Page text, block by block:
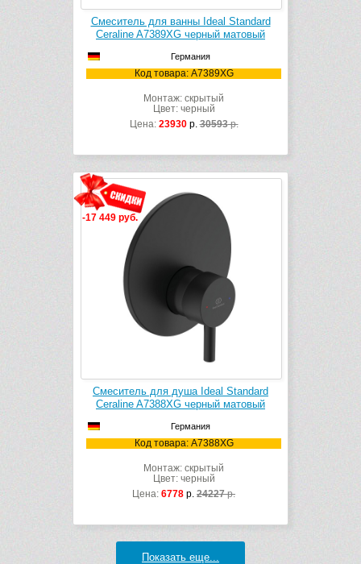
Смеситель для ванны Ideal Standard
Ceraline A7389XG черный матовый
Германия
Код товара: A7389XG
Монтаж: скрытый
Цвет: черный
Цена: 23930р.30593р.
-17 449 руб.
Смеситель для душа Ideal Standard
Ceraline A7388XG черный матовый
Германия
Код товара: A7388XG
Монтаж: скрытый
Цвет: черный
Цена: 6778 р. 24227р.
Показать еще...